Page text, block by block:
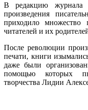
В редакцию журнала
произведения
приходило
читателей и их
После революции
печати, книги
даже были
помощью которых
творчества Лидии